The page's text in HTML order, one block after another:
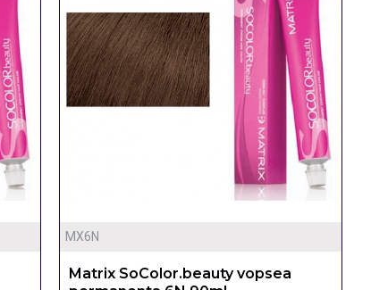
MX6N
Matrix SoColor.beauty vopsea